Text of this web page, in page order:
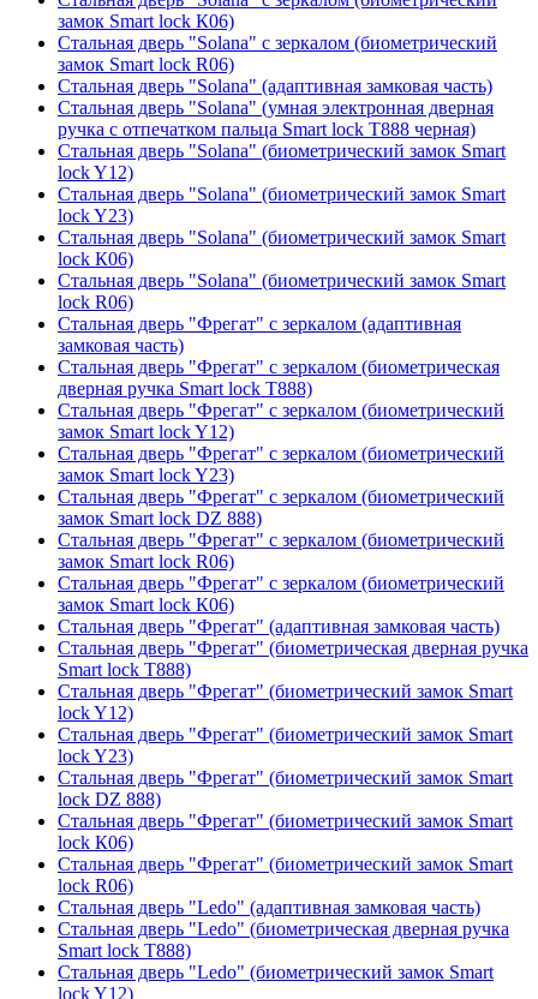
замок Smart lock К06)
Стальная дверь "Solana" с зеркалом (биометрический
замок Smart lock R06)
Стальная дверь "Solana" (адаптивная замковая часть)
Стальная дверь "Solana" (умная электронная дверная
ручка с отпечатком пальца Smart lock T888 черная)
Стальная дверь "Solana" (биометрический замок Smart
lock Y12)
Стальная дверь "Solana" (биометрический замок Smart
lock Y23)
Стальная дверь "Solana" (биометрический замок Smart
lock К06)
Стальная дверь "Solana" (биометрический замок Smart
lock R06)
Стальная дверь "Фрегат" с зеркалом (адаптивная
замковая часть)
Стальная дверь "Фрегат" с зеркалом (биометрическая
дверная ручка Smart lock T888)
Стальная дверь "Фрегат" с зеркалом (биометрический
замок Smart lock Y12)
Стальная дверь "Фрегат" с зеркалом (биометрический
замок Smart lock Y23)
Стальная дверь "Фрегат" с зеркалом (биометрический
замок Smart lock DZ 888)
Стальная дверь "Фрегат" с зеркалом (биометрический
замок Smart lock R06)
Стальная дверь "Фрегат" с зеркалом (биометрический
замок Smart lock К06)
Стальная дверь "Фрегат" (адаптивная замковая часть)
Стальная дверь "Фрегат" (биометрическая дверная ручка
Smart lock T888)
Стальная дверь "Фрегат" (биометрический замок Smart
lock Y12)
Стальная дверь "Фрегат" (биометрический замок Smart
lock Y23)
Стальная дверь "Фрегат" (биометрический замок Smart
lock DZ 888)
Стальная дверь "Фрегат" (биометрический замок Smart
lock К06)
Стальная дверь "Фрегат" (биометрический замок Smart
lock R06)
Стальная дверь "Ledo" (адаптивная замковая часть)
Стальная дверь "Ledo" (биометрическая дверная ручка
Smart lock T888)
Стальная дверь "Ledo" (биометрический замок Smart
lock Y12)